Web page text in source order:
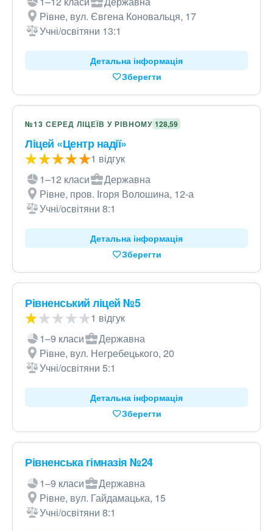
Рівне, вул. Євгена Коновальця, 17
Учні/освітяни 13:1
Детальна інформація
Зберегти
№13 СЕРЕД ЛІЦЕЇВ У РІВНОМУ 128,59
Ліцей «Центр надії»
1 відгук
1–12 класи
Державна
Рівне, пров. Ігоря Волошина, 12-а
Учні/освітяни 8:1
Детальна інформація
Зберегти
Рівненський ліцей №5
1 відгук
1–9 класи
Державна
Рівне, вул. Негребецького, 20
Учні/освітяни 5:1
Детальна інформація
Зберегти
Рівненська гімназія №24
1–9 класи
Державна
Рівне, вул. Гайдамацька, 15
Учні/освітяни 8:1